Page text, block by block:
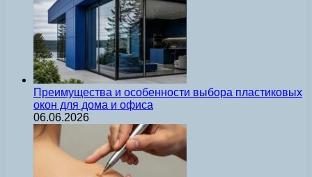
Преимущества и особенности выбора пластиковых
окон для дома и офиса
06.06.2026